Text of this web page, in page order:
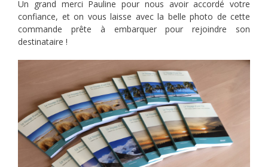
Un grand merci Pauline pour nous avoir accordé votre
confiance, et on vous laisse avec la belle photo de cette
commande prête à embarquer pour rejoindre son
destinataire !